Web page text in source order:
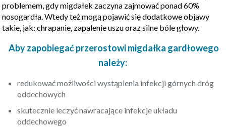
problemem, gdy migdałek zaczyna zajmować ponad 60%
nosogardła. Wtedy też mogą pojawić się dodatkowe objawy
takie, jak: chrapanie, zapalenie uszu orazsilne bóle głowy.
Aby zapobiegać przerostowi migdałka gardłowego
należy:
redukować możliwości wystąpienia infekcji górnych dróg
oddechowych
skutecznie leczyć nawracające infekcje układu
oddechowego